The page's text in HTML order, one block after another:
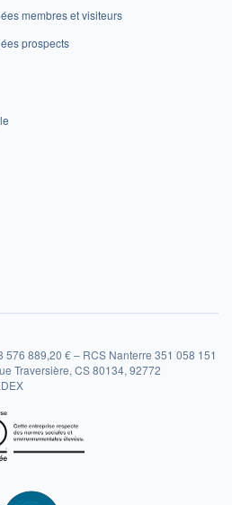
membres et visiteurs
prospects
576 889,20 € – RCS Nanterre 351 058 151
Traversière, CS 80134, 92772